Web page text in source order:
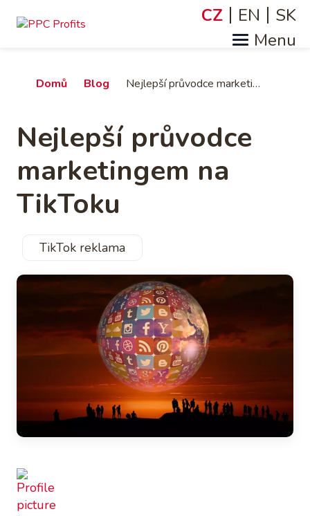
Jazyky
CZ EN SK
Drobečková
Domů Blog Nejlepší průvodce marketingem na TikToku
Nejlepší průvodce
marketingem na
TikToku
TikTok reklama